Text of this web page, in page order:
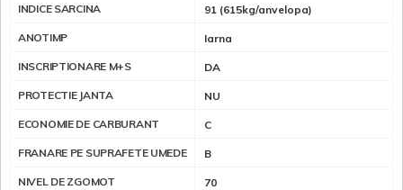
INDICE SARCINA 91 (615kg/anvelopa)
ANOTIMP Iarna
INSCRIPTIONARE M+S DA
PROTECTIE JANTA NU
ECONOMIE DE CARBURANT C
FRANARE PE SUPRAFETE UMEDE B
NIVEL DE ZGOMOT 70